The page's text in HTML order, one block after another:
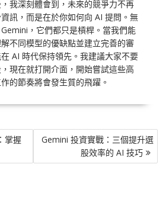
我深刻體會到，未來的競爭力不再
訊，而是在於你如何向 AI 提問。無
，它們都只是槓桿。當我們能
不同模型的優缺點並建立完善的審
AI 時代保持領先。我建議大家不要
現在就打開介面，開始嘗試這些高
的節奏將會發生質的飛躍。
掌握
Gemini 投資實戰：三個提升選
股效率的 AI 技巧